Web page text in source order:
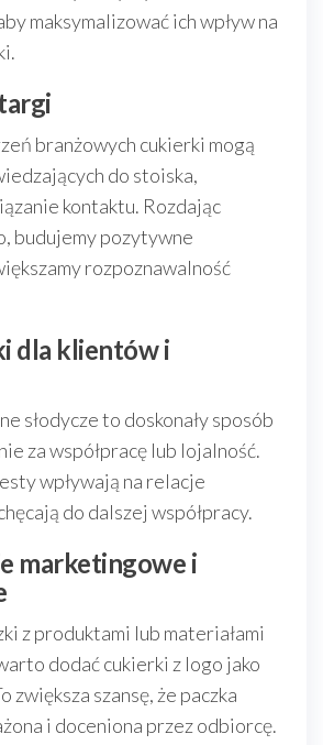
maksymalizować ich wpływ na
branżowych cukierki mogą
do stoiska,
kontaktu. Rozdając
budujemy pozytywne
rozpoznawalność
dla klientów i
słodycze to doskonały sposób
za współpracę lub lojalność.
wpływają na relacje
do dalszej współpracy.
marketingowe i
z produktami lub materiałami
dodać cukierki z logo jako
zwiększa szansę, że paczka
i doceniona przez odbiorcę.